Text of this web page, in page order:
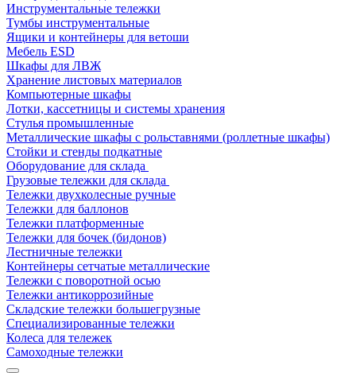
Инструментальные тележки
Тумбы инструментальные
Ящики и контейнеры для ветоши
Мебель ESD
Шкафы для ЛВЖ
Хранение листовых материалов
Компьютерные шкафы
Лотки, кассетницы и системы хранения
Стулья промышленные
Металлические шкафы с рольставнями (роллетные шкафы)
Стойки и стенды подкатные
Оборудование для склада
Грузовые тележки для склада
Тележки двухколесные ручные
Тележки для баллонов
Тележки платформенные
Тележки для бочек (бидонов)
Лестничные тележки
Контейнеры сетчатые металлические
Тележки с поворотной осью
Тележки антикоррозийные
Складские тележки большегрузные
Специализированные тележки
Колеса для тележек
Самоходные тележки